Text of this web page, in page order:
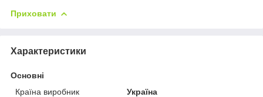
Приховати
Характеристики
Основні
Країна виробник
Україна